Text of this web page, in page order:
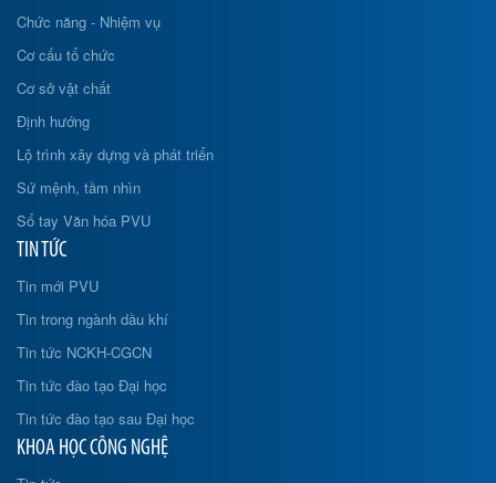
Chức năng - Nhiệm vụ
Cơ cấu tổ chức
Cơ sở vật chất
Định hướng
Lộ trình xây dựng và phát triển
Sứ mệnh, tầm nhìn
Sổ tay Văn hóa PVU
TIN TỨC
Tin mới PVU
Tin trong ngành dầu khí
Tin tức NCKH-CGCN
Tin tức đào tạo Đại học
Tin tức đào tạo sau Đại học
KHOA HỌC CÔNG NGHỆ